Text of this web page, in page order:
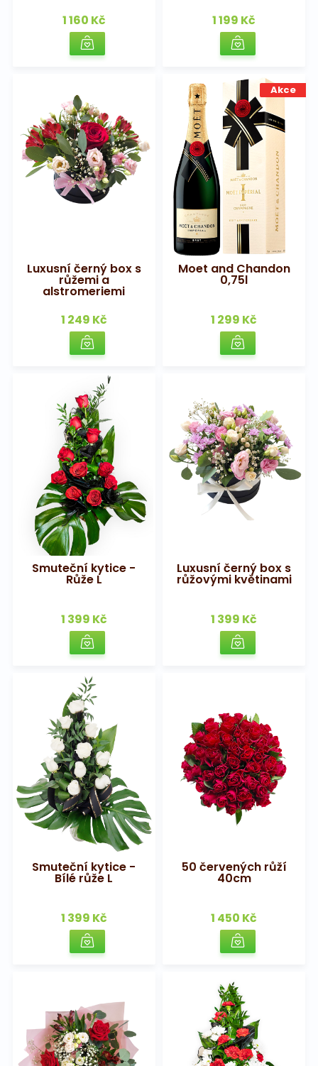
1 160 Kč 1 199 Kč
Luxusní černý box s
růžemi a
alstromeriemi
1 249 Kč
Akce
Moet and Chandon
0,75l
1 299 Kč
Smuteční kytice -
Růže L
1 399 Kč
Luxusní černý box s
růžovými květinami
1 399 Kč
Smuteční kytice -
Bílé růže L
1 399 Kč
50 červených růží
40cm
1 450 Kč